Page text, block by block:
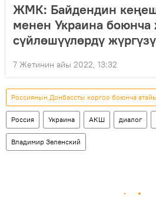
ЖМК: Байдендин
менен Украина
сүйлөшүүлөрдү
7 Жетинин айы 2022, 13:32
Россиянын Донбассты коргоо боюнча
Россия Украина АКШ диалог
Владимир Зеленский